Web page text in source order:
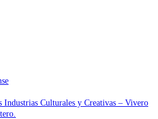
Industrias Culturales y Creativas – Vivero